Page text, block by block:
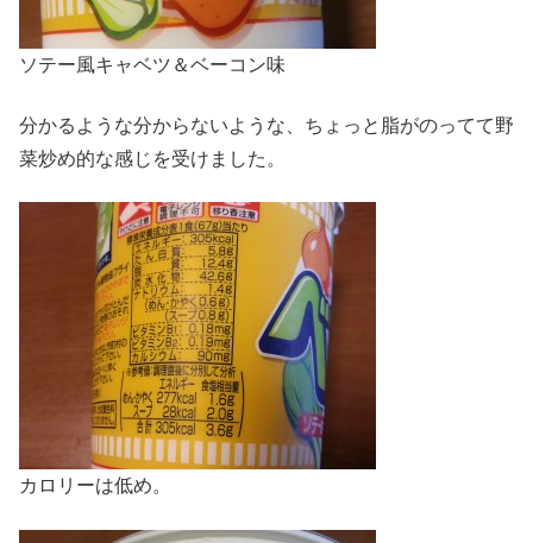
ソテー風キャベツ＆ベーコン味
分かるような分からないような、ちょっと脂がのってて野
菜炒め的な感じを受けました。
カロリーは低め。